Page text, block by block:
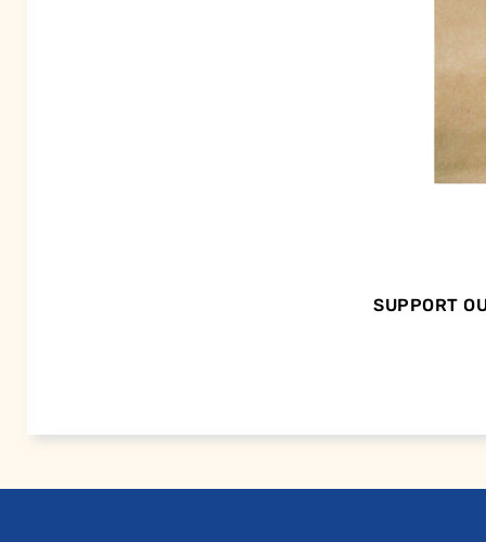
SUPPORT